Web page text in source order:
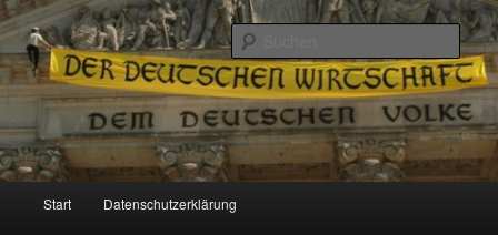
Reizzentrum
Politik, Wirtschaft, Soziales und Gesellschaft
Zum
Zum
Start Datenschutzerklärung